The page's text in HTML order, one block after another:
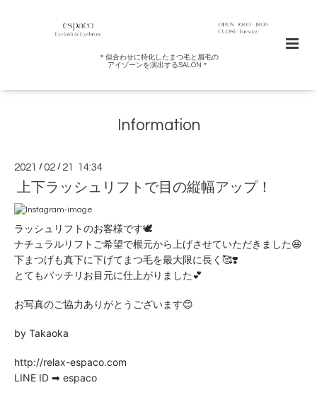
＊似合わせに特化したまつ毛と眉毛の
アイゾーンを演出するSALON＊
Information
2021 /02 / 21 14:34
上下ラッシュリフトで目の縦幅アップ！
ラッシュリフトのお客様です🕊
ナチュラルリフトご希望で根元から上げさせていただきました😆
下まつげも真下に下げてまつ毛を最大限に長く🥰❣️
とてもパッチリお目元に仕上がりました💕
お写真のご協力ありがとうございます😊
by Takaoka
http://relax-espaco.com
LINE ID ➡ espaco